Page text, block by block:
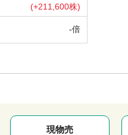
(+211,600株)
-倍
現物売